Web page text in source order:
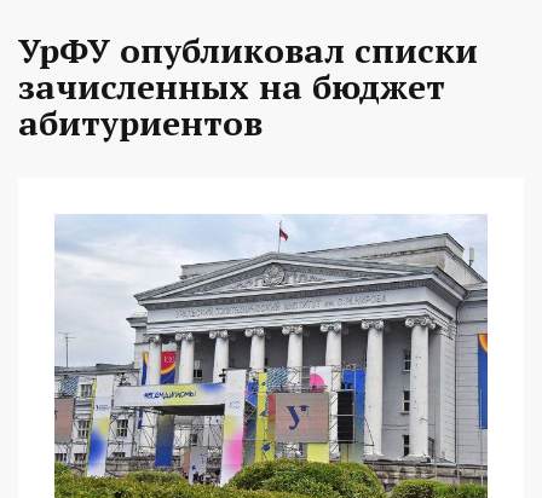
УрФУ опубликовал списки
зачисленных на бюджет
абитуриентов